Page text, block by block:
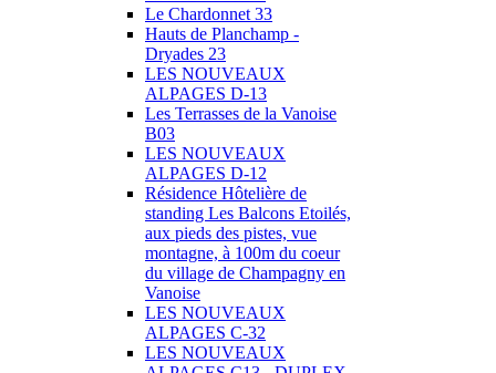
Le Chardonnet 33
Hauts de Planchamp -
Dryades 23
LES NOUVEAUX
ALPAGES D-13
Les Terrasses de la Vanoise
B03
LES NOUVEAUX
ALPAGES D-12
Résidence Hôtelière de
standing Les Balcons Etoilés,
aux pieds des pistes, vue
montagne, à 100m du coeur
du village de Champagny en
Vanoise
LES NOUVEAUX
ALPAGES C-32
LES NOUVEAUX